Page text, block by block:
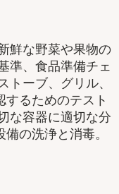
鮮な野菜や果物の
準、食品準備チェ
ーブ、グリル、
るためのテスト
な容器に適切な分
の洗浄と消毒。